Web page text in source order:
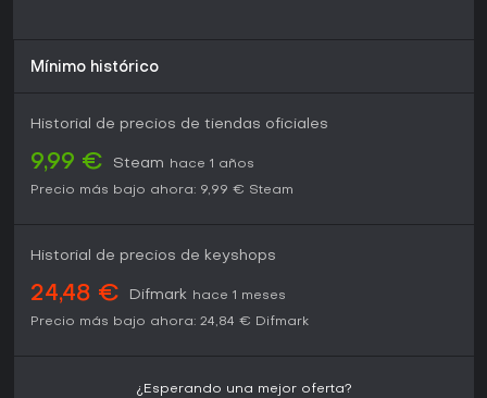
Mínimo histórico
Historial de precios de tiendas oficiales
9,99 € Steam
hace 1 años
Precio más bajo ahora: 9,99 € Steam
Historial de precios de keyshops
24,48 € Difmark hace 1 meses
Precio más bajo ahora: 24,84 € Difmark
¿Esperando una mejor oferta?